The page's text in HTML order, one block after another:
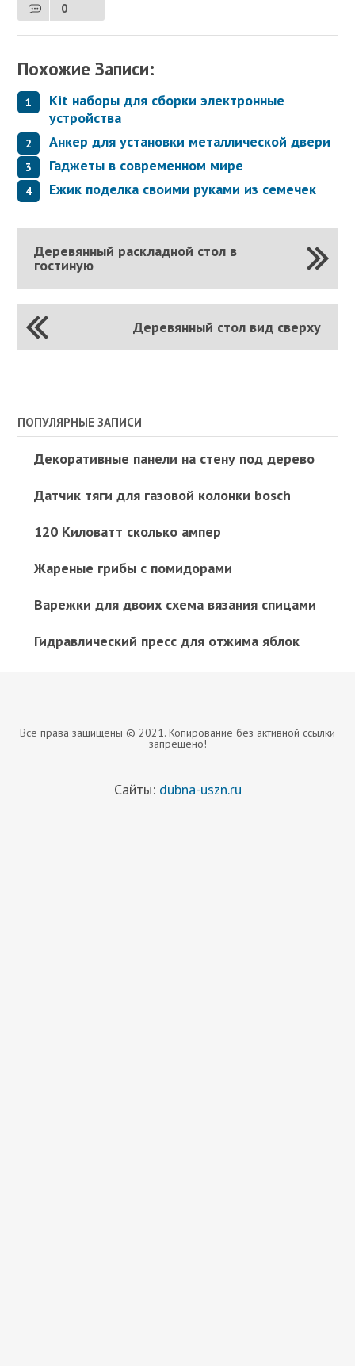
0
Похожие Записи:
Kit наборы для сборки электронные
устройства
Анкер для установки металлической двери
Гаджеты в современном мире
Ежик поделка своими руками из семечек
Деревянный раскладной стол в
гостиную
Деревянный стол вид сверху
ПОПУЛЯРНЫЕ ЗАПИСИ
Декоративные панели на стену под дерево
Датчик тяги для газовой колонки bosch
120 Киловатт сколько ампер
Жареные грибы с помидорами
Варежки для двоих схема вязания спицами
Гидравлический пресс для отжима яблок
Все права защищены © 2021. Копирование без активной ссылки
запрещено!
Сайты: dubna-uszn.ru